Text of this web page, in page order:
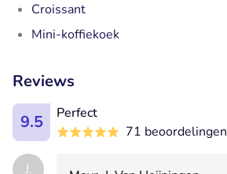
Croissant
Mini-koffiekoek
Reviews
9.5
Perfect
71 beoordelingen
J.